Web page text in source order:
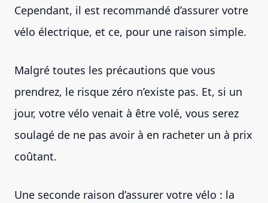
Cependant, il est recommandé d’assurer votre
vélo électrique, et ce, pour une raison simple.
Malgré toutes les précautions que vous
prendrez, le risque zéro n’existe pas. Et, si un
jour, votre vélo venait à être volé, vous serez
soulagé de ne pas avoir à en racheter un à prix
coûtant.
Une seconde raison d’assurer votre vélo : la